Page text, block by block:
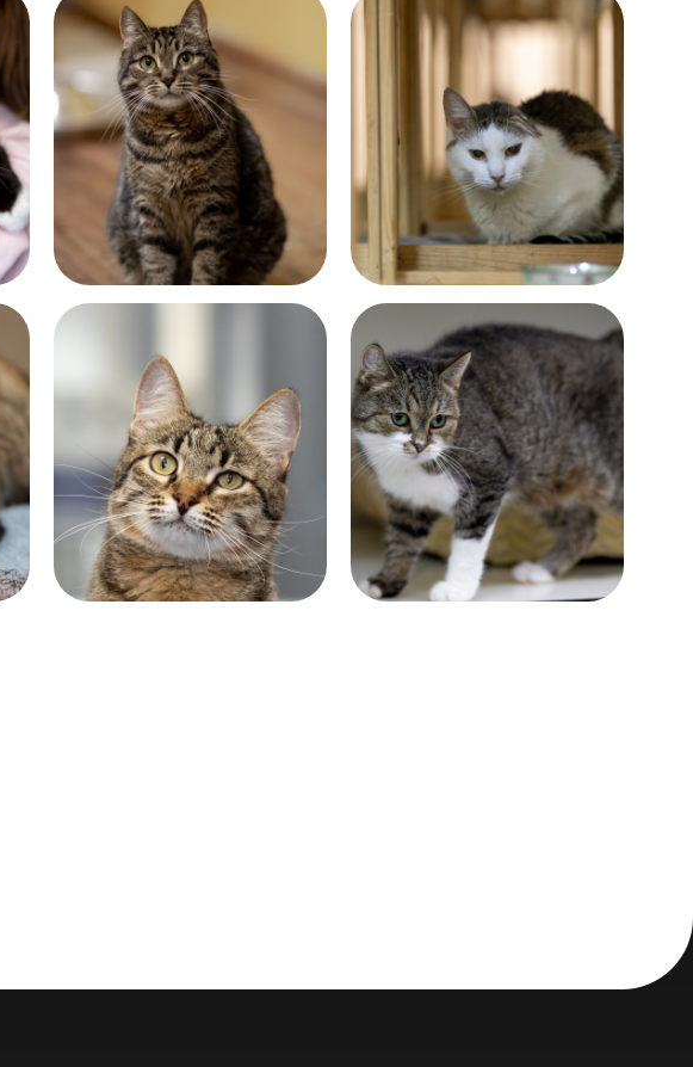
Возраст:
больше 6 лет больше 9 лет
Возраст:
около 11 лет
Возраст:
около 12 лет